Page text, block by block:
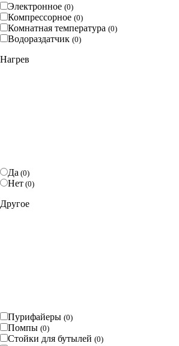
Электронное (0)
Компрессорное (0)
Комнатная температура (0)
Водораздатчик (0)
Нагрев
Да (0)
Нет (0)
Другое
Пурифайеры (0)
Помпы (0)
Стойки для бутылей (0)